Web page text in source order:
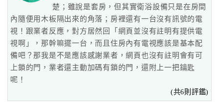
玩
樂
地
全館沒有門禁，愛玩多晚就玩多晚
楚；雖說是套房，但其實衛浴設備只是在房間
內隨便用木板隔出來的角落；房裡還有一台沒有訊號的電
視！跟業者反應，對方居然回「網頁並沒有註明有提供電
視啊」，那幹嘛擺一台，而且住房內有電視應該是基本配
備吧？那我是不是應該感謝業者，網頁也沒有註明會有可
上鎖的門，業者還主動加碼有鎖的門，還附上一把鑰匙
呢！
(共6則評鑑)